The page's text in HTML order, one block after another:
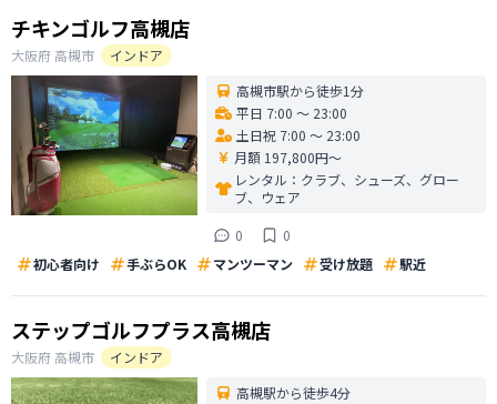
チキンゴルフ高槻店
大阪府 高槻市
インドア
高槻市駅から徒歩1分
平日 7:00 〜 23:00
土日祝 7:00 〜 23:00
月額 197,800円〜
レンタル： クラブ、シューズ、グロー
ブ、ウェア
0
0
初心者向け
手ぶらOK マンツーマン 受け放題 駅近
ステップゴルフプラス高槻店
大阪府 高槻市
インドア
高槻駅から徒歩4分